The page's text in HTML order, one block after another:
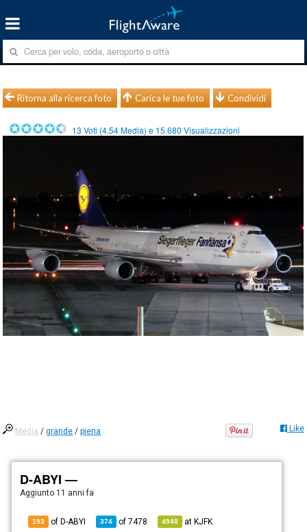
Ritorna alla ricerca foto Carica le tue foto Condividi
13 Voti (4.54Media) e 15.680 Visualizzazioni
Media /grande /piena Like
D-ABYI —
Aggiunto 11 anni fa
193 of D-ABYI 374 of7478 4948 atKJFK